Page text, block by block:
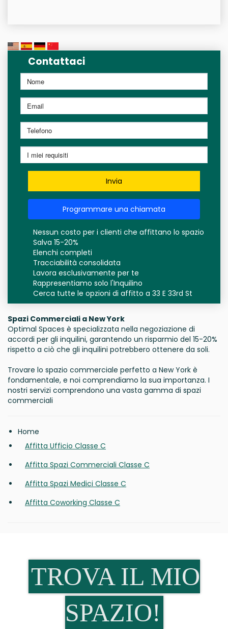
Contattaci
Invia
Programmare una chiamata
Nessun costo per i clienti che affittano lo spazio
Salva 15-20%
Elenchi completi
Tracciabilità consolidata
Lavora esclusivamente per te
Rappresentiamo solo l'Inquilino
Cerca tutte le opzioni di affitto a 33 E 33rd St
Spazi Commerciali a New York
Optimal Spaces è specializzata nella negoziazione di
accordi per gli inquilini, garantendo un risparmio del 15-20%
rispetto a ciò che gli inquilini potrebbero ottenere da soli.
Trovare lo spazio commerciale perfetto a New York è
fondamentale, e noi comprendiamo la sua importanza. I
nostri servizi comprendono una vasta gamma di spazi
commerciali
Home
Affitta Ufficio Classe C
Affitta Spazi Commerciali Classe C
Affitta Spazi Medici Classe C
Affitta Coworking Classe C
TROVA IL MIO
SPAZIO!